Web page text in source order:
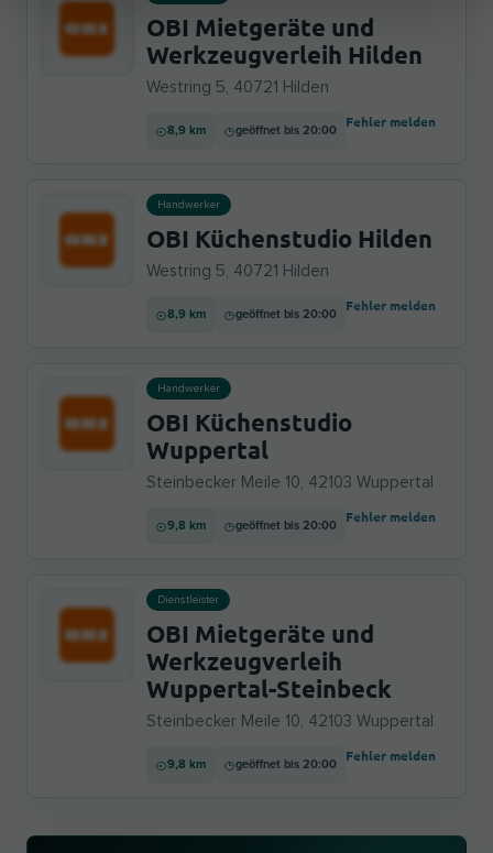
OBI Mietgeräte und
Werkzeugverleih Hilden
Westring 5, 40721 Hilden
8,9 km geöffnet bis 20:00
Fehler melden
Handwerker
OBI Küchenstudio Hilden
Westring 5, 40721 Hilden
8,9 km geöffnet bis 20:00
Fehler melden
Handwerker
OBI Küchenstudio
Wuppertal
Steinbecker Meile 10, 42103 Wuppertal
9,8 km geöffnet bis 20:00
Fehler melden
Dienstleister
OBI Mietgeräte und
Werkzeugverleih
Wuppertal-Steinbeck
Steinbecker Meile 10, 42103 Wuppertal
9,8 km geöffnet bis 20:00
Fehler melden